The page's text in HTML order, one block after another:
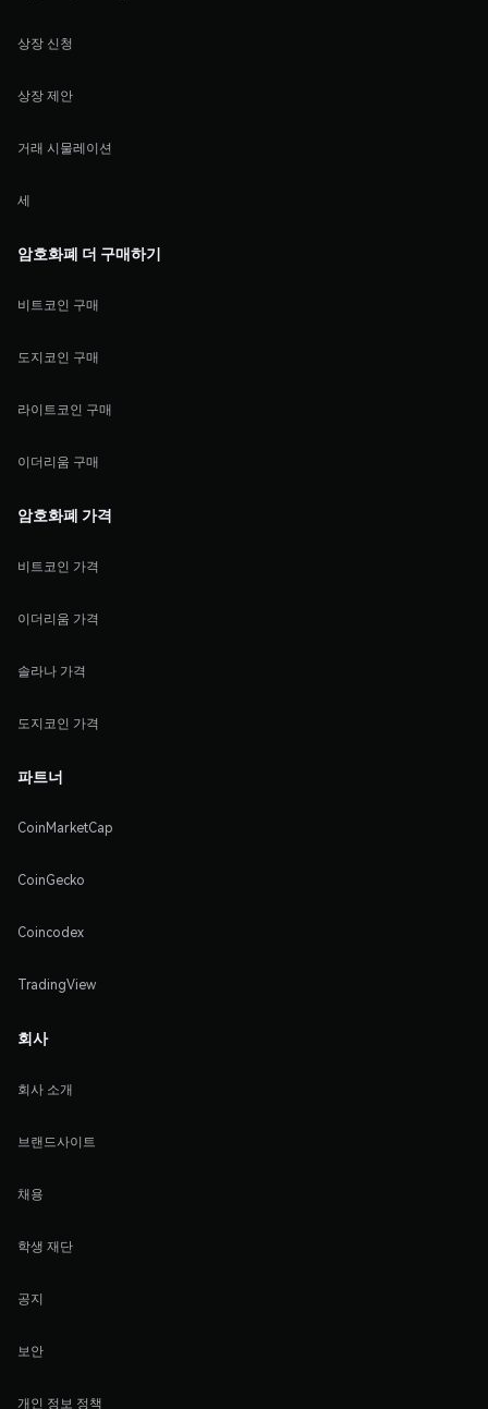
상장 신청
상장 제안
거래 시물레이션
세
암호화폐 더 구매하기
비트코인 구매
도지코인 구매
라이트코인 구매
이더리움 구매
암호화폐 가격
비트코인 가격
이더리움 가격
솔라나 가격
도지코인 가격
파트너
CoinMarketCap
CoinGecko
Coincodex
TradingView
회사
회사 소개
브랜드사이트
채용
학생 재단
공지
보안
개인 정보 정책